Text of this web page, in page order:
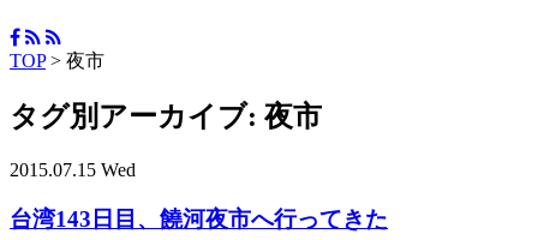
TOP> 夜市
タグ別アーカイブ: 夜市
2015.07.15 Wed
台湾143日目、饒河夜市へ行ってきた